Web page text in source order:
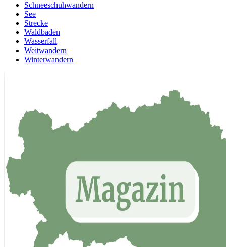
Schneeschuhwandern
See
Strecke
Waldbaden
Wasserfall
Weitwandern
Winterwandern